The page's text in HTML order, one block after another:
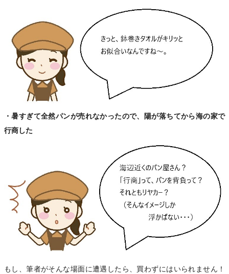
・暑すぎて全然パンが売れなかったので、陽が落ちてから海の家で
行商した
もし、筆者がそんな場面に遭遇したら、買わずにはいられません！